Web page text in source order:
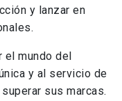
y lanzar en
el mundo del
y al servicio de
sus marcas.